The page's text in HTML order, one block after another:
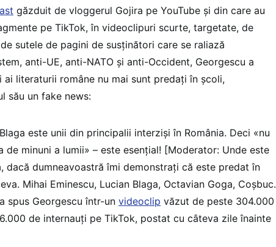
găzduit de vloggerul Gojira pe YouTube și din care au
pe TikTok, în videoclipuri scurte, targetate, de
sutele de pagini de susținători care se raliază
anti-UE, anti-NATO și anti-Occident, Georgescu a
literaturii române nu mai sunt predați în școli,
său un fake news:
este unii din principalii interziși în România. Deci «nu
de minuni a lumii» – este esențial! [Moderator: Unde este
dacă dumneavoastră îmi demonstrați că este predat în
Mihai Eminescu, Lucian Blaga, Octavian Goga, Coșbuc.
spus Georgescu într-un videoclip văzut de peste 304.000
de internauți pe TikTok, postat cu câteva zile înainte